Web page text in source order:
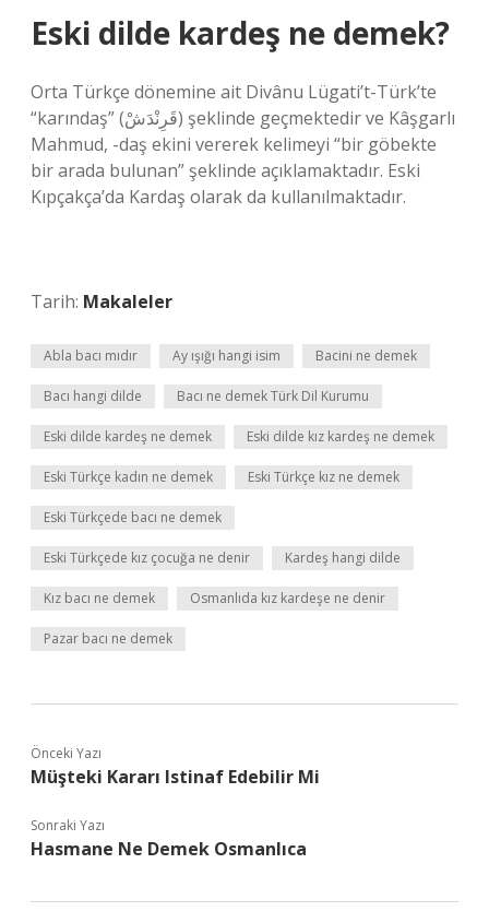
Eski dilde kardeş ne demek?
Orta Türkçe dönemine ait Divânu Lügati’t-Türk’te
“karındaş” (قَرِنْدَشْ) şeklinde geçmektedir ve Kâşgarlı
Mahmud, -daş ekini vererek kelimeyi “bir göbekte
bir arada bulunan” şeklinde açıklamaktadır. Eski
Kıpçakça’da Kardaş olarak da kullanılmaktadır.
Tarih: Makaleler
Abla bacı mıdır Ay ışığı hangi isim Bacini ne demek
Bacı hangi dilde Bacı ne demek Türk Dil Kurumu
Eski dilde kardeş ne demek Eski dilde kız kardeş ne demek
Eski Türkçe kadın ne demek Eski Türkçe kız ne demek
Eski Türkçede bacı ne demek
Eski Türkçede kız çocuğa ne denir Kardeş hangi dilde
Kız bacı ne demek Osmanlıda kız kardeşe ne denir
Pazar bacı ne demek
Önceki Yazı
Müşteki Kararı Istinaf Edebilir Mi
Sonraki Yazı
Hasmane Ne Demek Osmanlıca